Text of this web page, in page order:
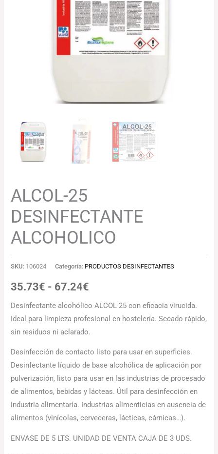
ALCOL-25
DESINFECTANTE
ALCOHOLICO
SKU: 106024 Categoría: PRODUCTOS DESINFECTANTES
35.73€ - 67.24€
35.73€
hasta
67.24€
Desinfectante alcohólico ALCOL 25 con eficacia virucida.
Ideal para limpieza profesional en hostelería. Secado rápido,
sin residuos ni aclarado.
Desinfección de contacto listo para usar en superficies.
Desinfectante líquido de base alcohólica de aplicación por
pulverización, listo para usar en las industrias de procesado
de alimentos, bebidas y lácteas. Útil para desinfección en
industria alimentaría. Industrias alimenticias en ausencia de
alimentos (vinícolas, cerveceras, lácticas, cárnicas…).
ENVASE DE 5 LTS. UNIDAD DE VENTA CAJA DE 3 UDS.